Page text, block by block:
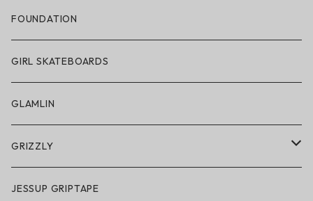
帽子
サングラス
スノーゴーグル
アクセサリー・小物
FOUNDATION
GIRL SKATEBOARDS
GLAMLIN
GRIZZLY
GRIZZLY × POLeR
JESSUP GRIPTAPE